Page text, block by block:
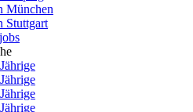
München
Stuttgart